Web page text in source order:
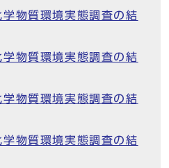
物質環境実態調査の結
物質環境実態調査の結
物質環境実態調査の結
物質環境実態調査の結